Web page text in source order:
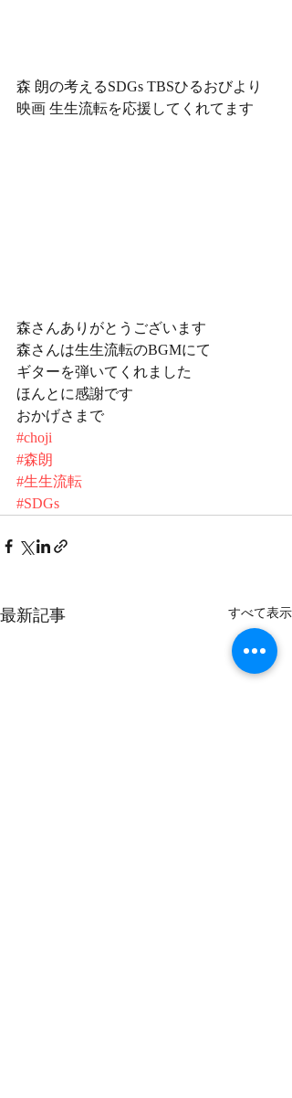
森 朗の考えるSDGs TBSひるおびより
映画 生生流転を応援してくれてます
森さんありがとうございます
森さんは生生流転のBGMにて
ギターを弾いてくれました
ほんとに感謝です
おかげさまで
#choji
#森朗
#生生流転
#SDGs
最新記事 すべて表示